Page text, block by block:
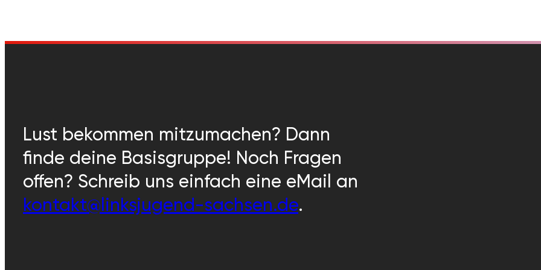
Lust bekommen mitzumachen? Dann
finde deine Basisgruppe! Noch Fragen
offen? Schreib uns einfach eine eMail an
kontakt@linksjugend-sachsen.de.